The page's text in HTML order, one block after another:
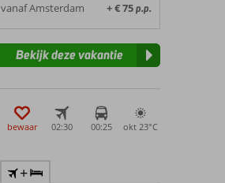
vanaf Amsterdam + € 75p.p.
Bekijk deze vakantie
bewaar 02:30 00:25 okt 23°C
+